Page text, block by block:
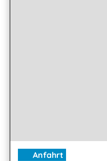
Anfahrt